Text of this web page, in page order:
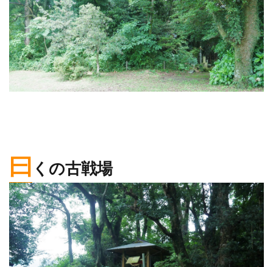
曰 くの古戦場